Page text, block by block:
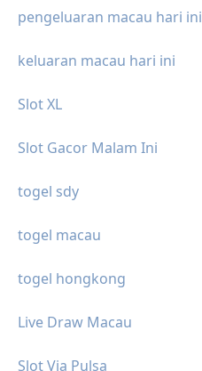
pengeluaran macau hari ini
keluaran macau hari ini
Slot XL
Slot Gacor Malam Ini
togel sdy
togel macau
togel hongkong
Live Draw Macau
Slot Via Pulsa